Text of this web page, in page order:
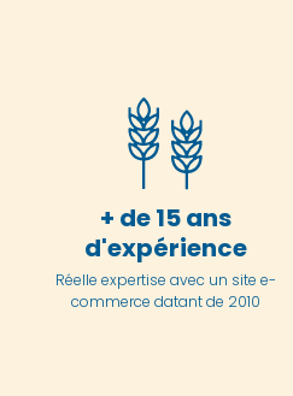
+ de 15 ans
d'expérience
Réelle expertise avec un site e-
commerce datant de 2010